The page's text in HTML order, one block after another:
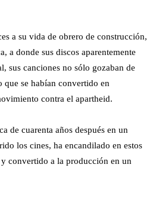
a su vida de obrero de construcción,
a donde sus discos aparentemente
sus canciones no sólo gozaban de
que se habían convertido en
contra el apartheid.
de cuarenta años después en un
los cines, ha encandilado en estos
convertido a la producción en un